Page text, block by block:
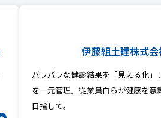
伊藤組土建株式
バラバラな健診結果を「見える化」
を一元管理。従業員自らが健康を意
目指して。